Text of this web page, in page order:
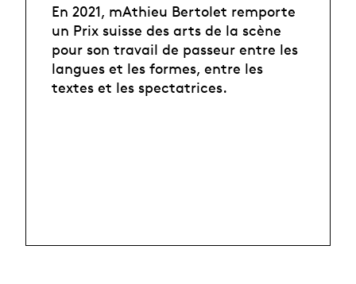
En 2021, mAthieu Bertolet remporte
un Prix suisse des arts de la scène
pour son travail de passeur entre les
langues et les formes, entre les
textes et les spectatrices.